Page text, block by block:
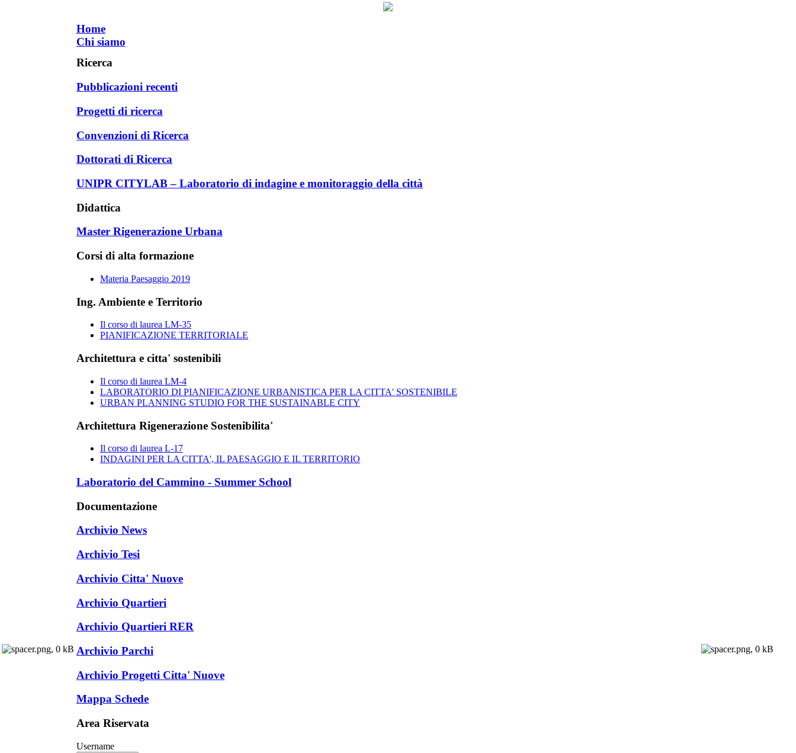
Home
Chi siamo
Ricerca
Pubblicazioni recenti
Progetti di ricerca
Convenzioni di Ricerca
Dottorati di Ricerca
UNIPR CITYLAB – Laboratorio di indagine e monitoraggio della città
Didattica
Master Rigenerazione Urbana
Corsi di alta formazione
Materia Paesaggio 2019
Ing. Ambiente e Territorio
Il corso di laurea LM-35
PIANIFICAZIONE TERRITORIALE
Architettura e citta' sostenibili
Il corso di laurea LM-4
LABORATORIO DI PIANIFICAZIONE URBANISTICA PER LA CITTA' SOSTENIBILE
URBAN PLANNING STUDIO FOR THE SUSTAINABLE CITY
Architettura Rigenerazione Sostenibilita'
Il corso di laurea L-17
INDAGINI PER LA CITTA', IL PAESAGGIO E IL TERRITORIO
Laboratorio del Cammino - Summer School
Documentazione
Archivio News
Archivio Tesi
Archivio Citta' Nuove
Archivio Quartieri
Archivio Quartieri RER
Archivio Parchi
Archivio Progetti Citta' Nuove
Mappa Schede
Area Riservata
Username